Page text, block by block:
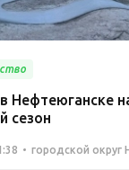
Нефтеюганске
сезон
городской округ